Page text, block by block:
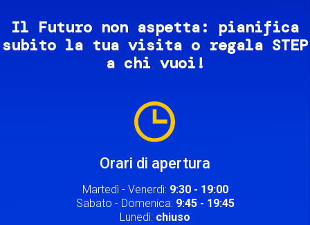
Il Futuro non aspetta: pianifica
subito la tua visita o regala STEP
a chi vuoi!
Orari di apertura
Martedì - Venerdì: 9:30 - 19:00
Sabato - Domenica: 9:45 - 19:45
Lunedì: chiuso